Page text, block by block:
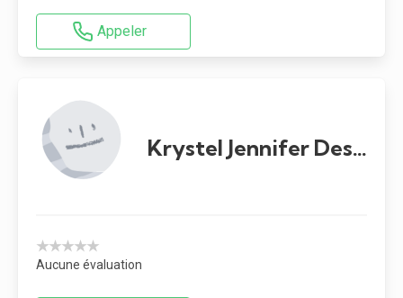
Appeler
Krystel Jennifer Desgagnés
★★★★★
Aucune évaluation